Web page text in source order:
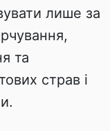
лише за
та
страв і